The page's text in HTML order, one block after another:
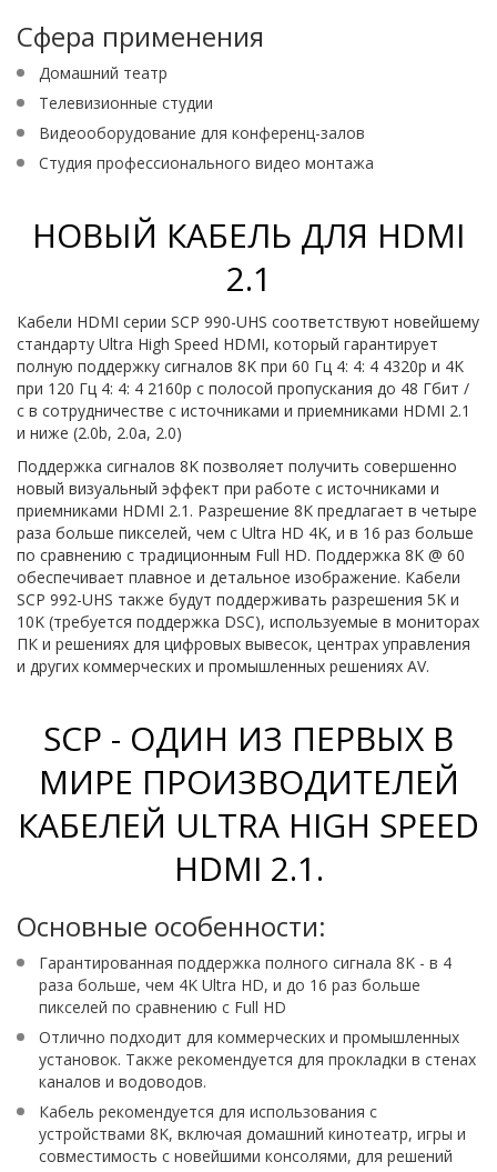
Сфера применения
Домашний театр
Телевизионные студии
Видеооборудование для конференц-залов
Студия профессионального видео монтажа
НОВЫЙ КАБЕЛЬ ДЛЯ HDMI
2.1
Кабели HDMI серии SCP 990-UHS соответствуют новейшему
стандарту Ultra High Speed ​​HDMI, который гарантирует
полную поддержку сигналов 8K при 60 Гц 4: 4: 4 4320p и 4K
при 120 Гц 4: 4: 4 2160p с полосой пропускания до 48 Гбит /
с в сотрудничестве с источниками и приемниками HDMI 2.1
и ниже (2.0b, 2.0a, 2.0)
Поддержка сигналов 8K позволяет получить совершенно
новый визуальный эффект при работе с источниками и
приемниками HDMI 2.1. Разрешение 8K предлагает в четыре
раза больше пикселей, чем с Ultra HD 4K, и в 16 раз больше
по сравнению с традиционным Full HD. Поддержка 8K @ 60
обеспечивает плавное и детальное изображение. Кабели
SCP 992-UHS также будут поддерживать разрешения 5K и
10K (требуется поддержка DSC), используемые в мониторах
ПК и решениях для цифровых вывесок, центрах управления
и других коммерческих и промышленных решениях AV.
SCP - ОДИН ИЗ ПЕРВЫХ В
МИРЕ ПРОИЗВОДИТЕЛЕЙ
КАБЕЛЕЙ ULTRA HIGH SPEED
​​HDMI 2.1.
Основные особенности:
Гарантированная поддержка полного сигнала 8K - в 4
раза больше, чем 4K Ultra HD, и до 16 раз больше
пикселей по сравнению с Full HD
Отлично подходит для коммерческих и промышленных
установок. Также рекомендуется для прокладки в стенах
каналов и водоводов.
Кабель рекомендуется для использования с
устройствами 8K, включая домашний кинотеатр, игры и
совместимость с новейшими консолями, для решений